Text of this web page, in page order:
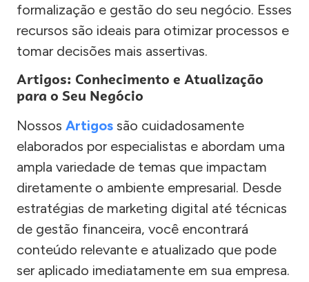
formalização e gestão do seu negócio. Esses
recursos são ideais para otimizar processos e
tomar decisões mais assertivas.
Artigos: Conhecimento e Atualização
para o Seu Negócio
Nossos Artigos são cuidadosamente
elaborados por especialistas e abordam uma
ampla variedade de temas que impactam
diretamente o ambiente empresarial. Desde
estratégias de marketing digital até técnicas
de gestão financeira, você encontrará
conteúdo relevante e atualizado que pode
ser aplicado imediatamente em sua empresa.